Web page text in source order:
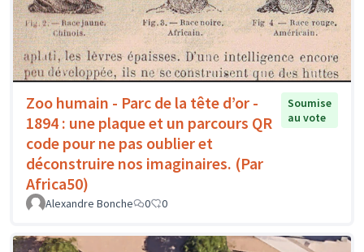
Zoo humain - Parc de la tête d’or -
1894 : une plaque et un parcours QR
code pour ne pas oublier et
déconstruire nos imaginaires. (Par
Africa50)
Soumise
au vote
Alexandre Bonche 0 0